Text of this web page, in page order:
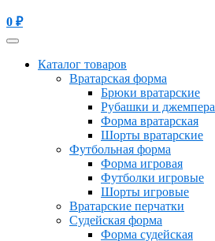
0 ₽
Каталог товаров
Вратарская форма
Брюки вратарские
Рубашки и джемпера
Форма вратарская
Шорты вратарские
Футбольная форма
Форма игровая
Футболки игровые
Шорты игровые
Вратарские перчатки
Судейская форма
Форма судейская